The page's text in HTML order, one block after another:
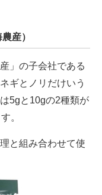
産）
」の子会社である
ギとノリだけいう
5gと10gの2種類が
。
と組み合わせて使